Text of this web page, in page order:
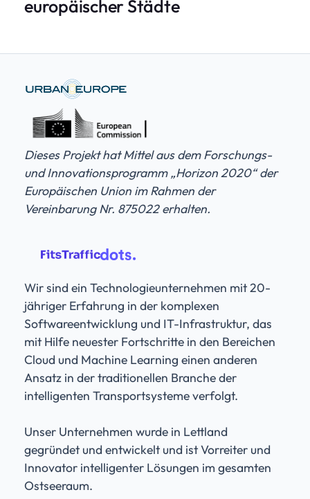
europäischer Städte
Dieses Projekt hat Mittel aus dem Forschungs-
und Innovationsprogramm „Horizon 2020“ der
Europäischen Union im Rahmen der
Vereinbarung Nr. 875022 erhalten.
Wir sind ein Technologieunternehmen mit 20-
jähriger Erfahrung in der komplexen
Softwareentwicklung und IT-Infrastruktur, das
mit Hilfe neuester Fortschritte in den Bereichen
Cloud und Machine Learning einen anderen
Ansatz in der traditionellen Branche der
intelligenten Transportsysteme verfolgt.
Unser Unternehmen wurde in Lettland
gegründet und entwickelt und ist Vorreiter und
Innovator intelligenter Lösungen im gesamten
Ostseeraum.